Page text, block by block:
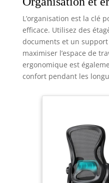
L’organisation est la clé
efficace. Utilisez des
documents et un
maximiser l’espace de
ergonomique est
confort pendant les